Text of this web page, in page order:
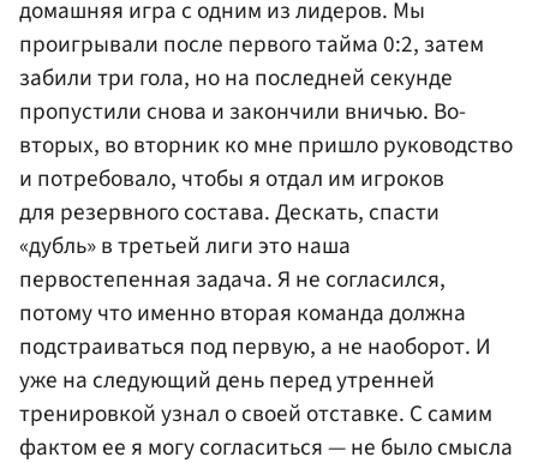
домашняя игра с одним из лидеров. Мы
проигрывали после первого тайма 0:2, затем
забили три гола, но на последней секунде
пропустили снова и закончили вничью. Во-
вторых, во вторник ко мне пришло руководство
и потребовало, чтобы я отдал им игроков
для резервного состава. Дескать, спасти
«дубль» в третьей лиги это наша
первостепенная задача. Я не согласился,
потому что именно вторая команда должна
подстраиваться под первую, а не наоборот. И
уже на следующий день перед утренней
тренировкой узнал о своей отставке. С самим
фактом ее я могу согласиться — не было смысла